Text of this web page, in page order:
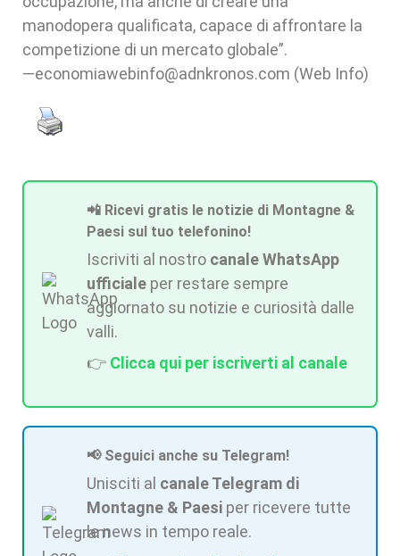
manodopera qualificata, capace di affrontare la
competizione di un mercato globale”.
—economiawebinfo@adnkronos.com (Web Info)
📲 Ricevi gratis le notizie di Montagne &
Paesi sul tuo telefonino!
Iscriviti al nostro canale WhatsApp
ufficiale per restare sempre
aggiornato su notizie e curiosità dalle
valli.
👉 Clicca qui per iscriverti al canale
📢 Seguici anche su Telegram!
Unisciti al canale Telegram di
Montagne & Paesi per ricevere tutte
le news in tempo reale.